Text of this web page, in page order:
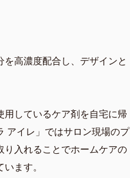
高濃度配合し、デザインと
しているケア剤を自宅に帰
アイレ」ではサロン現場のプ
り入れることでホームケアの
ます。